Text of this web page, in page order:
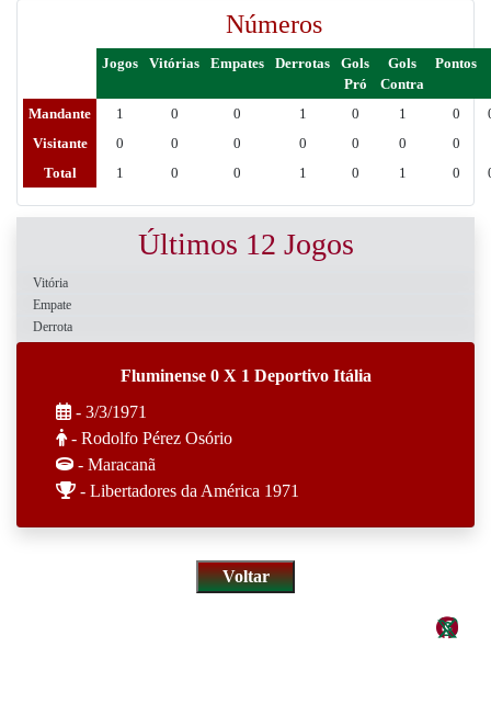
Números
Jogos Vitórias Empates Derrotas
Gols
Pró
Gols
Contra
Pontos
Mandante 1 0 0 1 0 1 0
Visitante
0 0 0 0 0 0
0
Total
1 0 0 1 0 1 0
Últimos 12 Jogos
Vitória
Empate
Derrota
Fluminense 0 X 1 Deportivo Itália
- 3/3/1971
- Rodolfo Pérez Osório
- Maracanã
- Libertadores da América 1971